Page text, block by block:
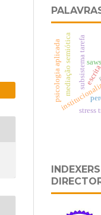
subsistema tarefa saws
mediação semiótica
psicologia aplicada
stress